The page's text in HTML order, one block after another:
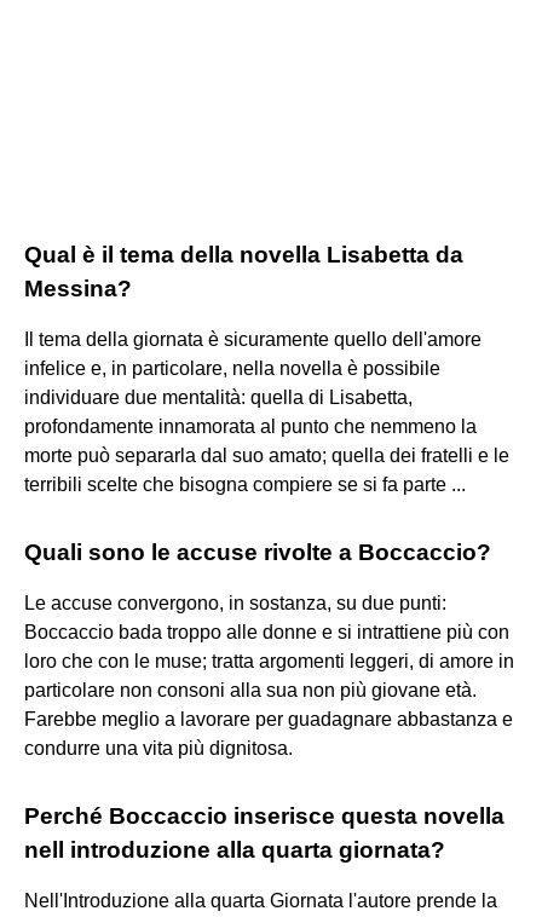
Qual è il tema della novella Lisabetta da
Messina?
Il tema della giornata è sicuramente quello dell'amore
infelice e, in particolare, nella novella è possibile
individuare due mentalità: quella di Lisabetta,
profondamente innamorata al punto che nemmeno la
morte può separarla dal suo amato; quella dei fratelli e le
terribili scelte che bisogna compiere se si fa parte ...
Quali sono le accuse rivolte a Boccaccio?
Le accuse convergono, in sostanza, su due punti:
Boccaccio bada troppo alle donne e si intrattiene più con
loro che con le muse; tratta argomenti leggeri, di amore in
particolare non consoni alla sua non più giovane età.
Farebbe meglio a lavorare per guadagnare abbastanza e
condurre una vita più dignitosa.
Perché Boccaccio inserisce questa novella
nell introduzione alla quarta giornata?
Nell'Introduzione alla quarta Giornata l'autore prende la